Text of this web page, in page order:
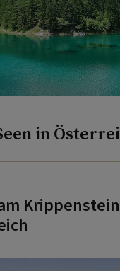
in